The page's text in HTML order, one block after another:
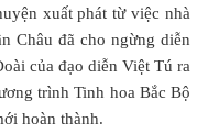
xuất phát từ việc nhà
Châu đã cho ngừng diễn
của đạo diễn Việt Tú ra
trình Tinh hoa Bắc Bộ
hoàn thành.